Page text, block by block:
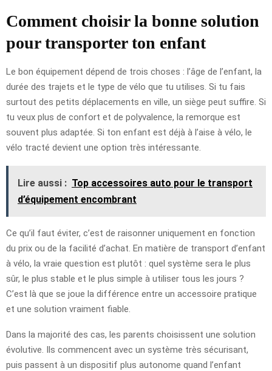
Comment choisir la bonne solution
pour transporter ton enfant
Le bon équipement dépend de trois choses : l’âge de l’enfant, la
durée des trajets et le type de vélo que tu utilises. Si tu fais
surtout des petits déplacements en ville, un siège peut suffire. Si
tu veux plus de confort et de polyvalence, la remorque est
souvent plus adaptée. Si ton enfant est déjà à l’aise à vélo, le
vélo tracté devient une option très intéressante.
Lire aussi : Top accessoires auto pour le transport
d’équipement encombrant
Ce qu’il faut éviter, c’est de raisonner uniquement en fonction
du prix ou de la facilité d’achat. En matière de transport d’enfant
à vélo, la vraie question est plutôt : quel système sera le plus
sûr, le plus stable et le plus simple à utiliser tous les jours ?
C’est là que se joue la différence entre un accessoire pratique
et une solution vraiment fiable.
Dans la majorité des cas, les parents choisissent une solution
évolutive. Ils commencent avec un système très sécurisant,
puis passent à un dispositif plus autonome quand l’enfant